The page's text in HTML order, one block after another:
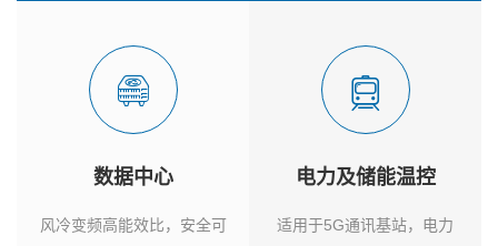
数据中心
风冷变频高能效比，安全可
电力及储能温控
适用于5G通讯基站，电力